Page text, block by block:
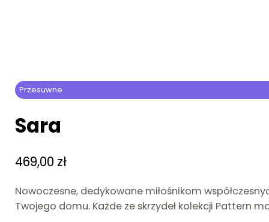
Przesuwne
Sara
469,00 zł
Nowoczesne, dedykowane miłośnikom
Twojego domu. Każde ze skrzydeł kolekcji Pattern